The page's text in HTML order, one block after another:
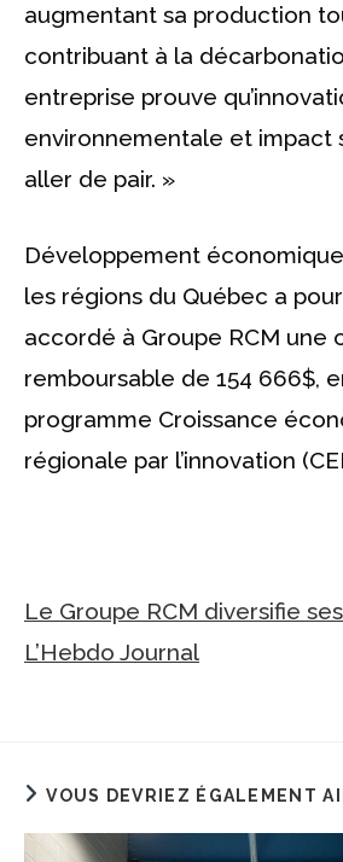
augmentant sa production
contribuant à la
entreprise prouve
environnementale et impact
aller de pair. »
Développement
les régions du Québec a
accordé à Groupe RCM une
remboursable de 154 666$,
programme Croissance
régionale par l’innovation
Le Groupe RCM diversifie
L’Hebdo Journal
VOUS DEVRIEZ ÉGALEMENT